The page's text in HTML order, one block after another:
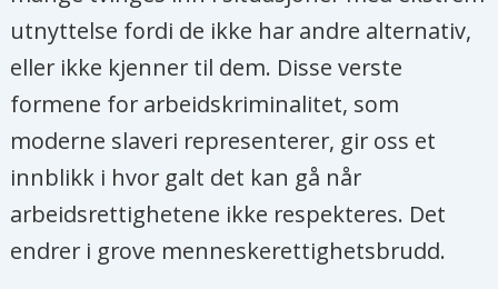
podcaster for Fellesrådet for
Afrika/SAIH
Christian Tybring-Gjedde,
stortingsrepresentant for
Fremskrittspartiet
Liv Tørres
, direktør iPathfinders for
Peaceful Just and Inclusive Societies
utnyttelse fordi de ikke har andre alternativ,
eller ikke kjenner til dem. Disse verste
formene for arbeidskriminalitet, som
moderne slaveri representerer, gir oss et
innblikk i hvor galt det kan gå når
arbeidsrettighetene ikke respekteres. Det
endrer i grove menneskerettighetsbrudd.